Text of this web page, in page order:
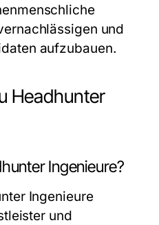
und
aufzubauen.
Headhunter
Ingenieure?
Ingenieure
und